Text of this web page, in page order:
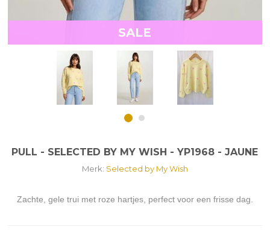
SALE
PULL - SELECTED BY MY WISH - YP1968 - JAUNE
Merk: Selected by My Wish
Zachte, gele trui met roze hartjes, perfect voor een frisse dag.